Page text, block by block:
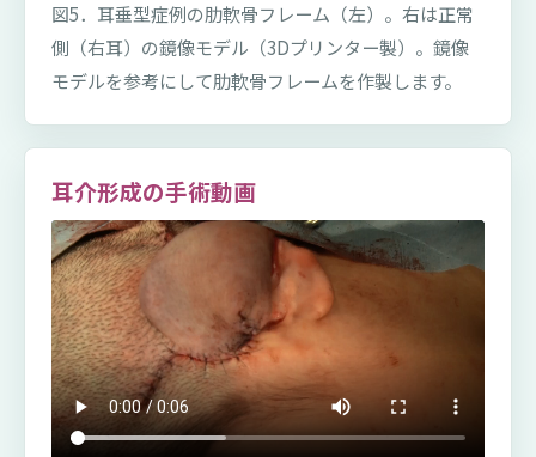
図5．耳垂型症例の肋軟骨フレーム（左）。右は正常
側（右耳）の鏡像モデル（3Dプリンター製）。鏡像
モデルを参考にして肋軟骨フレームを作製します。
耳介形成の手術動画